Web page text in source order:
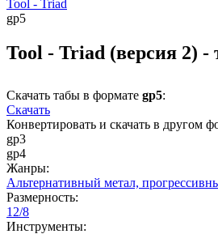
Tool - Triad
gp5
Tool - Triad (версия 2)
Скачать табы в формате gp5:
Скачать
Конвертировать и скачать в другом
gp3
gp4
Жанры:
Альтернативный метал,
Размерность:
12/8
Инструменты: